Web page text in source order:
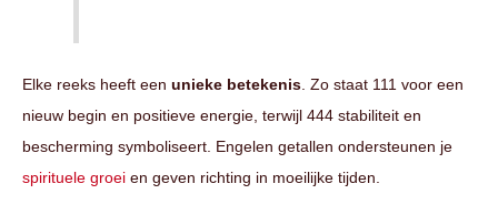
Elke reeks heeft een unieke betekenis. Zo staat 111 voor een
nieuw begin en positieve energie, terwijl 444 stabiliteit en
bescherming symboliseert. Engelen getallen ondersteunen je
spirituele groei en geven richting in moeilijke tijden.